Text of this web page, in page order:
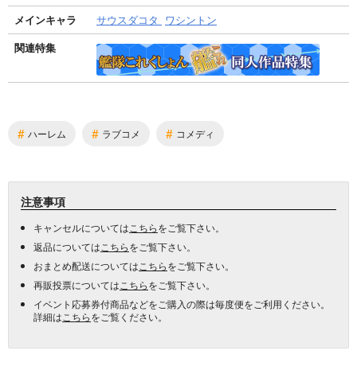
メインキャラ サウスダコタ ワシントン
関連特集
# ハーレム # ラブコメ # コメディ
注意事項
キャンセルについては こちらをご覧下さい。
返品については こちらをご覧下さい。
おまとめ配送については こちらをご覧下さい。
再販投票については こちらをご覧下さい。
イベント応募券付商品などをご購入の際は毎度便をご利用ください。
詳細は こちらをご覧ください。